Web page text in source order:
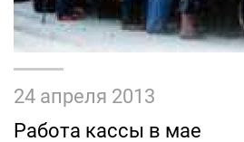
24 апреля 2013
Работа кассы в мае